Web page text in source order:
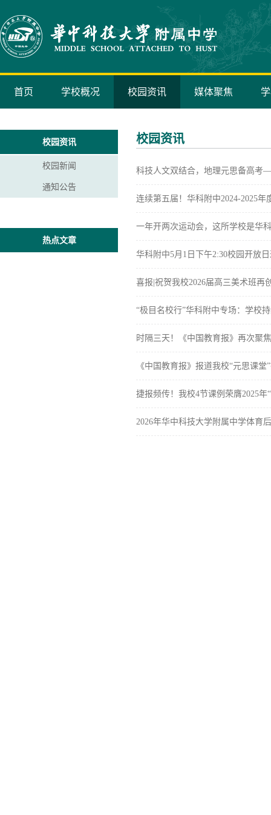
首页 学校概况 校园资讯 媒体聚焦
校园资讯
校园新闻
通知公告
热点文章
校园资讯
科技人文双结合，地理元思备高
连续第五届！华科附中2024-2025
一年开两次运动会，这所学校是华
华科附中5月1日下午2:30校园开放
喜报|祝贺我校2026届高三美术班再
“极目名校行”华科附中专场：学校
时隔三天！《中国教育报》再次聚
《中国教育报》报道我校“元思课
捷报频传！我校4节课例荣膺2025年
2026年华中科技大学附属中学体育